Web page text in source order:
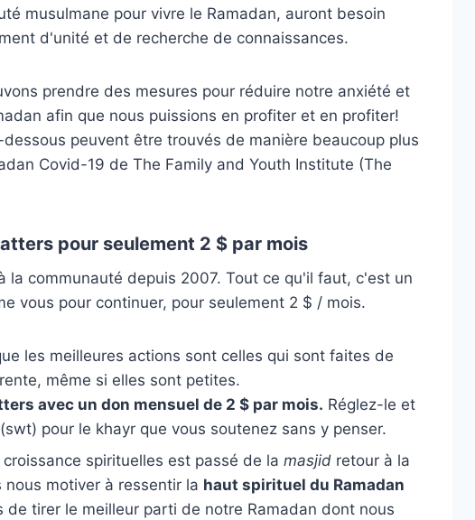
musulmane pour vivre le Ramadan, auront besoin
d'unité et de recherche de connaissances.
prendre des mesures pour réduire notre anxiété et
afin que nous puissions en profiter et en profiter!
peuvent être trouvés de manière beaucoup plus
Covid-19 de The Family and Youth Institute (The
pour seulement 2 $ par mois
la communauté depuis 2007. Tout ce qu'il faut, c'est un
vous pour continuer, pour seulement 2 $ / mois.
les meilleures actions sont celles qui sont faites de
même si elles sont petites.
avec un don mensuel de 2 $ par mois. Réglez-le et
pour le khayr que vous soutenez sans y penser.
spirituelles est passé de la masjid retour à la
motiver à ressentir la haut spirituel du Ramadan
de tirer le meilleur parti de notre Ramadan dont nous